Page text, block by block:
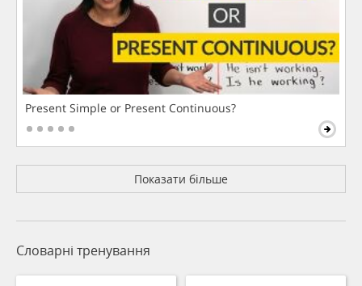
Present Simple or Present Continuous?
Показати більше
Словарні тренування